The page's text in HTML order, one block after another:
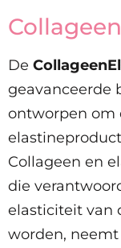
De
geavanceerde
ontworpen om
Collageen en
die
elasticiteit van
worden,